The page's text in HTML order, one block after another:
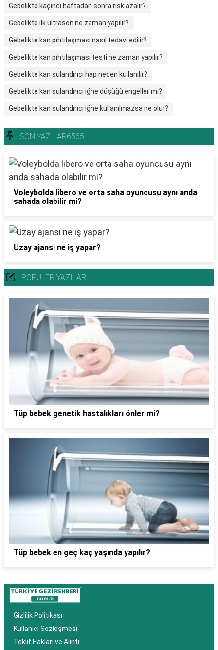
Gebelikte kaçıncı haftadan sonra risk azalır?
Gebelikte ilk ultrason ne zaman yapılır?
Gebelikte kan pıhtılaşması nasıl tedavi edilir?
Gebelikte kan pıhtılaşması testi ne zaman yapılır?
Gebelikte kan sulandırıcı hap neden kullanılır?
Gebelikte kan sulandırıcı iğne düşüğü engeller mi?
Gebelikte kan sulandırıcı iğne kullanılmazsa ne olur?
SON YAZILAR6565
Voleybolda libero ve orta saha oyuncusu aynı anda
sahada olabilir mi?
Uzay ajansı ne iş yapar?
POPÜLER YAZILAR
Tüp bebek genetik hastalıkları önler mi?
Tüp bebek en geç kaç yaşında yapılır?
Gizlilik Politikası
Kullanıcı Sözleşmesi
Teklif Hakları ve Alıntı